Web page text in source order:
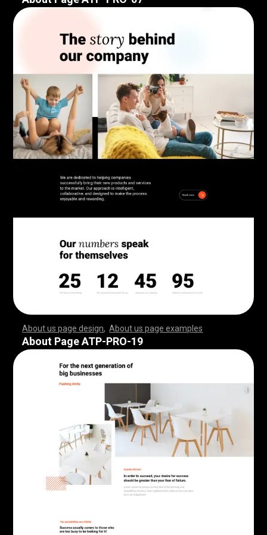
About us page design ,About us page examples
,,,,,,,,,,,,,,,,,,,,,,,, ,,,,,,,,,,,,,,,,,,,,,,,,,,,
,,,,,,,,,,,,,,,,,,,,,,,, ,,,,,,,,,,,,,,,,,,,,,,,,,,,
,,,,,,,,,,,,,,,,,,,,,,,, ,,,,,,,,,,,,,,,,,,,,,,,,,,,
,,,,,,,,,,,,,,,,,,,,,,,, ,,,,,,,,,,,,,,,,,,,,,,,,,,,
,,,,,,,,,,,,,,,,,,,,,,,, ,,,,,,,,,,,,,,,,,,,,,,,,,,,
,,,,,,,,,,,,,,,,,,,,,,,, ,,,,,,,,,,,,,,,,,,,,,,,,,,,
,,,,,,,,,,,,,,,,,,,,,,,, ,,,,,,,,,,,,,,,,,,,,,,,,,,,
,,,,,,,,,,,,,,,,,,,,,,,, ,,,,,,,,,,,,
About Page ATP-PRO-19